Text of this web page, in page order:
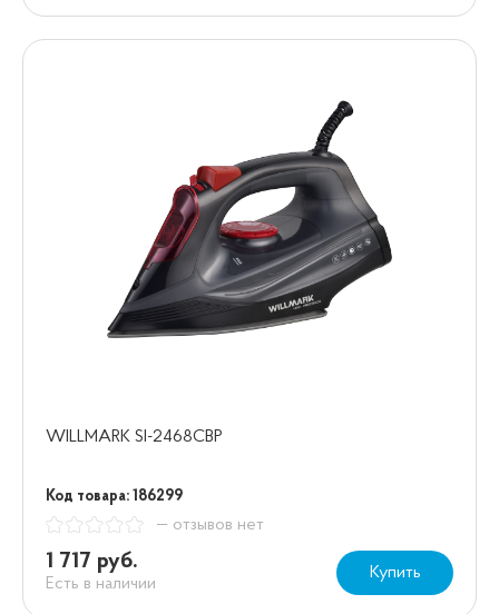
WILLMARK SI-2468CBP
Код товара: 186299
— отзывов нет
1 717 руб.
Есть в наличии
Купить